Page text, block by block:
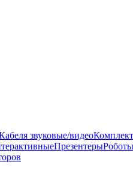
звуковые/видео
Презентеры